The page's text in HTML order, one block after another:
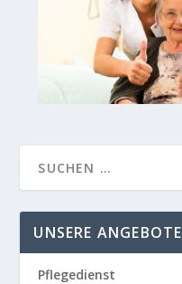
UNSERE ANGEBOTE
Pflegedienst